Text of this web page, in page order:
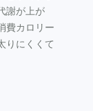
謝が上が
費カロリー
りにくくて